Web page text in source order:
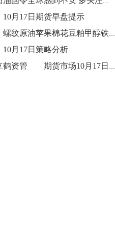
榈油涨近2%，菜粕涨1.54%。
选】国内期货机构对8月5日的原
势预测
10月17日期货早盘提示
青松讲盘：螺纹原油苹果棉花豆粕甲醇铁矿石等10月17日操作建议
10月17日策略分析
投稿 立鹤资管 期货市场10月17日操作良机——行情转折点来临！